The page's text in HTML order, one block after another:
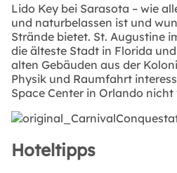
Lido Key bei Sarasota – wie
und naturbelassen ist und
Strände bietet. St. Augustine
die älteste Stadt in Florida
alten Gebäuden aus der
Physik und Raumfahrt
Space Center in Orlando nicht
Hoteltipps